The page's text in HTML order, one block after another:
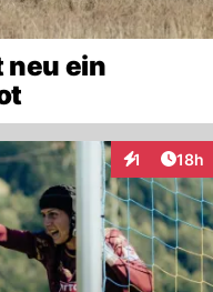
neu ein
1 18h